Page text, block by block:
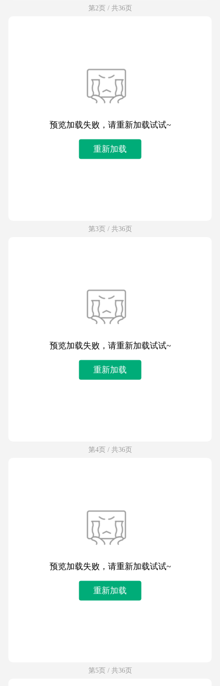
第2页 / 共36页
预览加载失败，请重新加载试试~
重新加载
第3页 / 共36页
预览加载失败，请重新加载试试~
重新加载
第4页 / 共36页
预览加载失败，请重新加载试试~
重新加载
第5页 / 共36页